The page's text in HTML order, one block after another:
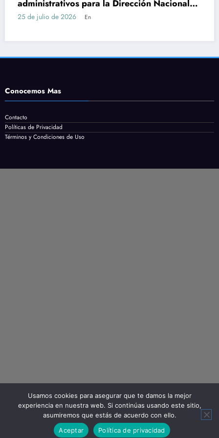
Nacional
Servicio en Maldonado:
cómo postularse
24 de julio de 2026
Conocemos Mas
Contacto
Políticas de Privacidad
Términos y Condiciones de Uso
Usamos cookies para asegurar que te damos la mejor
experiencia en nuestra web. Si continúas usando este sitio,
asumiremos que estás de acuerdo con ello.
Aceptar
Política de privacidad